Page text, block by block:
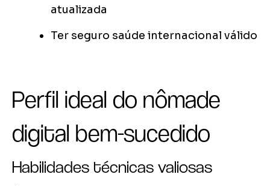
atualizada
Ter seguro saúde internacional válido
Perfil ideal do nômade
digital bem-sucedido
Habilidades técnicas valiosas